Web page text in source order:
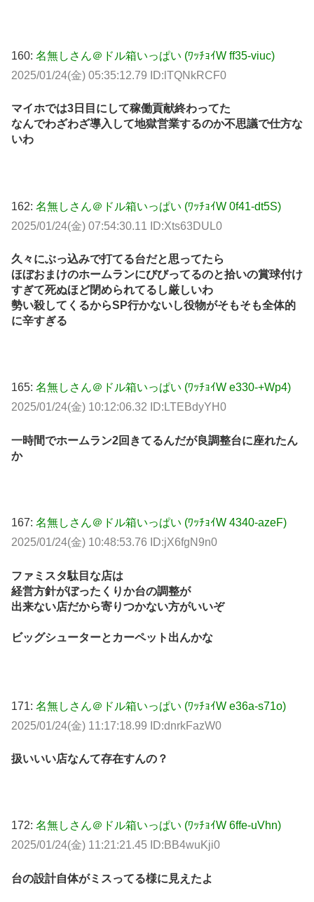
160: 名無しさん＠ドル箱いっぱい (ﾜｯﾁｮｲW ff35-viuc)
2025/01/24(金) 05:35:12.79 ID:lTQNkRCF0
マイホでは3日目にして稼働貢献終わってた
なんでわざわざ導入して地獄営業するのか不思議で仕方な
いわ
162: 名無しさん＠ドル箱いっぱい (ﾜｯﾁｮｲW 0f41-dt5S)
2025/01/24(金) 07:54:30.11 ID:Xts63DUL0
久々にぶっ込みで打てる台だと思ってたら
ほぼおまけのホームランにびびってるのと拾いの賞球付け
すぎて死ぬほど閉められてるし厳しいわ
勢い殺してくるからSP行かないし役物がそもそも全体的
に辛すぎる
165: 名無しさん＠ドル箱いっぱい (ﾜｯﾁｮｲW e330-+Wp4)
2025/01/24(金) 10:12:06.32 ID:LTEBdyYH0
一時間でホームラン2回きてるんだが良調整台に座れたん
か
167: 名無しさん＠ドル箱いっぱい (ﾜｯﾁｮｲW 4340-azeF)
2025/01/24(金) 10:48:53.76 ID:jX6fgN9n0
ファミスタ駄目な店は
経営方針がぼったくりか台の調整が
出来ない店だから寄りつかない方がいいぞ
ビッグシューターとカーペット出んかな
171: 名無しさん＠ドル箱いっぱい (ﾜｯﾁｮｲW e36a-s71o)
2025/01/24(金) 11:17:18.99 ID:dnrkFazW0
扱いいい店なんて存在すんの？
172: 名無しさん＠ドル箱いっぱい (ﾜｯﾁｮｲW 6ffe-uVhn)
2025/01/24(金) 11:21:21.45 ID:BB4wuKji0
台の設計自体がミスってる様に見えたよ